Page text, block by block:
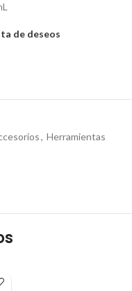
de deseos
, Herramientas